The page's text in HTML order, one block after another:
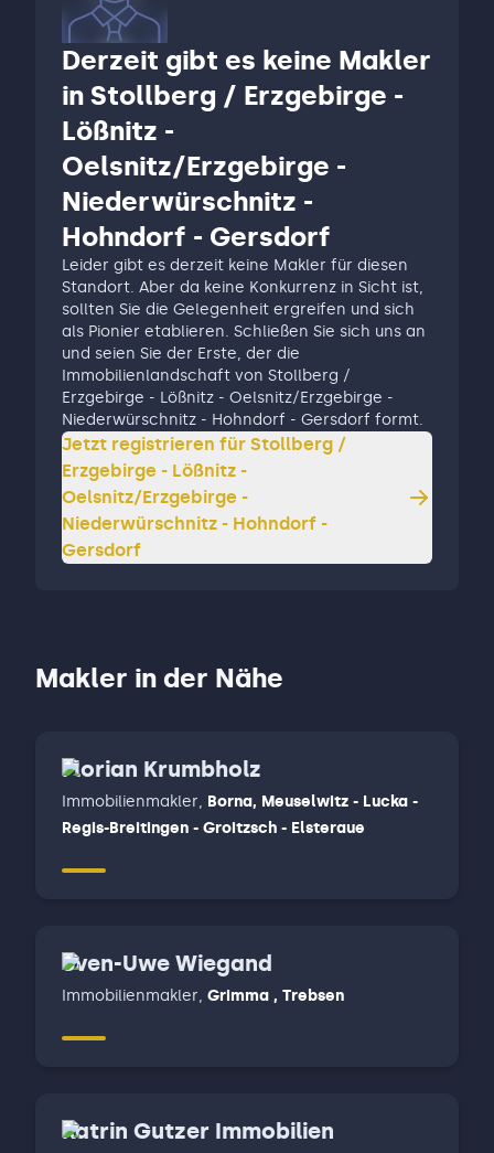
Derzeit gibt es keine Makler
in Stollberg / Erzgebirge -
Lößnitz -
Oelsnitz/Erzgebirge -
Niederwürschnitz -
Hohndorf - Gersdorf
Leider gibt es derzeit keine Makler für diesen
Standort. Aber da keine Konkurrenz in Sicht ist,
sollten Sie die Gelegenheit ergreifen und sich
als Pionier etablieren. Schließen Sie sich uns an
und seien Sie der Erste, der die
Immobilienlandschaft von Stollberg /
Erzgebirge - Lößnitz - Oelsnitz/Erzgebirge -
Niederwürschnitz - Hohndorf - Gersdorf formt.
Jetzt registrieren für Stollberg /
Erzgebirge - Lößnitz -
Oelsnitz/Erzgebirge -
Niederwürschnitz - Hohndorf -
Gersdorf
Makler in der Nähe
Florian Krumbholz
Immobilienmakler, Borna, Meuselwitz - Lucka -
Regis-Breitingen - Groitzsch - Elsteraue
Sven-Uwe Wiegand
Immobilienmakler, Grimma , Trebsen
Katrin Gutzer Immobilien